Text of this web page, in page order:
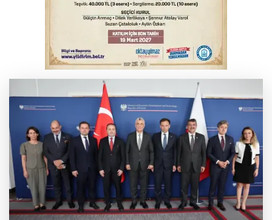
Serbest piyasada döviz fiyatları
Serbest piyasada altın fiyatları...